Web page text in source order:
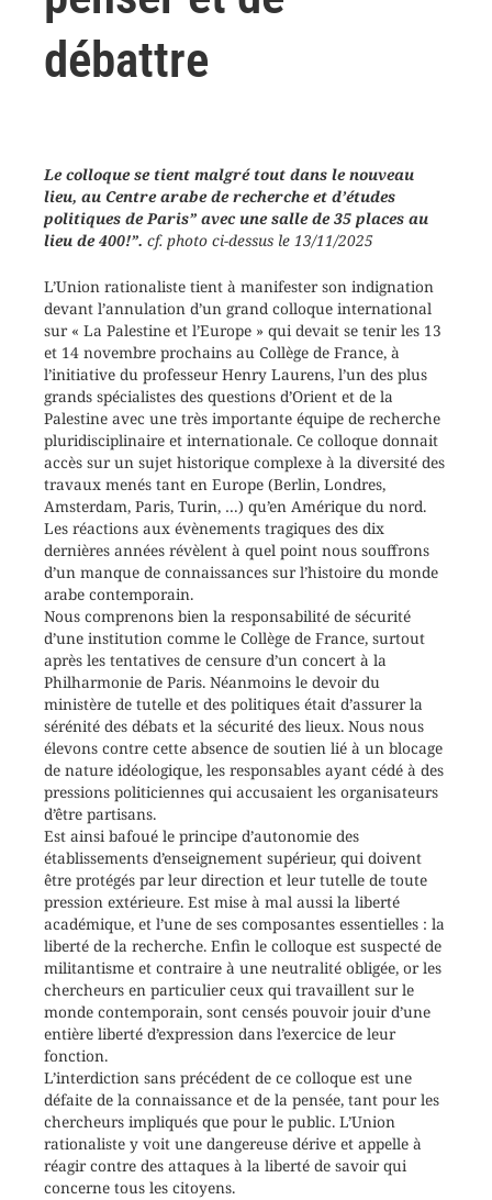
débattre
Le colloque se tient malgré tout dans le nouveau
lieu, au Centre arabe de recherche et d’études
politiques de Paris” avec une salle de 35 places au
lieu de 400!”. cf. photo ci-dessus le 13/11/2025
L’Union rationaliste tient à manifester son indignation
devant l’annulation d’un grand colloque international
sur « La Palestine et l’Europe » qui devait se tenir les 13
et 14 novembre prochains au Collège de France, à
l’initiative du professeur Henry Laurens, l’un des plus
grands spécialistes des questions d’Orient et de la
Palestine avec une très importante équipe de recherche
pluridisciplinaire et internationale. Ce colloque donnait
accès sur un sujet historique complexe à la diversité des
travaux menés tant en Europe (Berlin, Londres,
Amsterdam, Paris, Turin, …) qu’en Amérique du nord.
Les réactions aux évènements tragiques des dix
dernières années révèlent à quel point nous souffrons
d’un manque de connaissances sur l’histoire du monde
arabe contemporain.
Nous comprenons bien la responsabilité de sécurité
d’une institution comme le Collège de France, surtout
après les tentatives de censure d’un concert à la
Philharmonie de Paris. Néanmoins le devoir du
ministère de tutelle et des politiques était d’assurer la
sérénité des débats et la sécurité des lieux. Nous nous
élevons contre cette absence de soutien lié à un blocage
de nature idéologique, les responsables ayant cédé à des
pressions politiciennes qui accusaient les organisateurs
d’être partisans.
Est ainsi bafoué le principe d’autonomie des
établissements d’enseignement supérieur, qui doivent
être protégés par leur direction et leur tutelle de toute
pression extérieure. Est mise à mal aussi la liberté
académique, et l’une de ses composantes essentielles : la
liberté de la recherche. Enfin le colloque est suspecté de
militantisme et contraire à une neutralité obligée, or les
chercheurs en particulier ceux qui travaillent sur le
monde contemporain, sont censés pouvoir jouir d’une
entière liberté d’expression dans l’exercice de leur
fonction.
L’interdiction sans précédent de ce colloque est une
défaite de la connaissance et de la pensée, tant pour les
chercheurs impliqués que pour le public. L’Union
rationaliste y voit une dangereuse dérive et appelle à
réagir contre des attaques à la liberté de savoir qui
concerne tous les citoyens.